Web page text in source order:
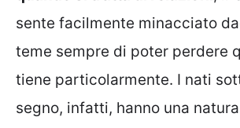
sente facilmente minacciato
teme sempre di poter perdere
tiene particolarmente. I nati
segno, infatti, hanno una